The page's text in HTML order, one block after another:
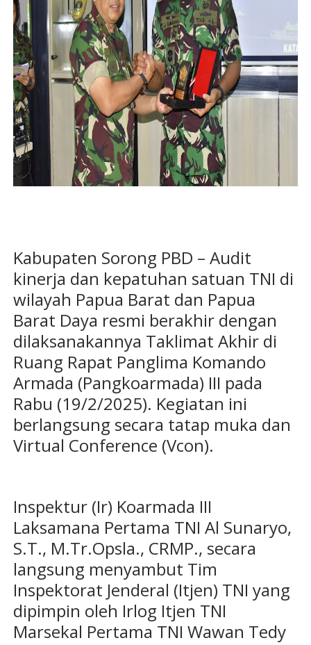
Kabupaten Sorong PBD – Audit
kinerja dan kepatuhan satuan TNI di
wilayah Papua Barat dan Papua
Barat Daya resmi berakhir dengan
dilaksanakannya Taklimat Akhir di
Ruang Rapat Panglima Komando
Armada (Pangkoarmada) III pada
Rabu (19/2/2025). Kegiatan ini
berlangsung secara tatap muka dan
Virtual Conference (Vcon).
Inspektur (Ir) Koarmada III
Laksamana Pertama TNI Al Sunaryo,
S.T., M.Tr.Opsla., CRMP., secara
langsung menyambut Tim
Inspektorat Jenderal (Itjen) TNI yang
dipimpin oleh Irlog Itjen TNI
Marsekal Pertama TNI Wawan Tedy